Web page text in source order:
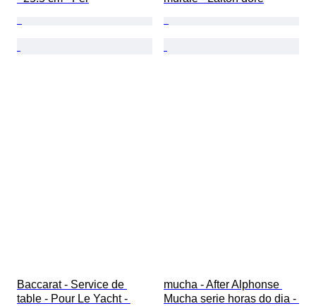
Baccarat - Service de
table - Pour Le Yacht -
mucha - After Alphonse
Mucha serie horas do dia -